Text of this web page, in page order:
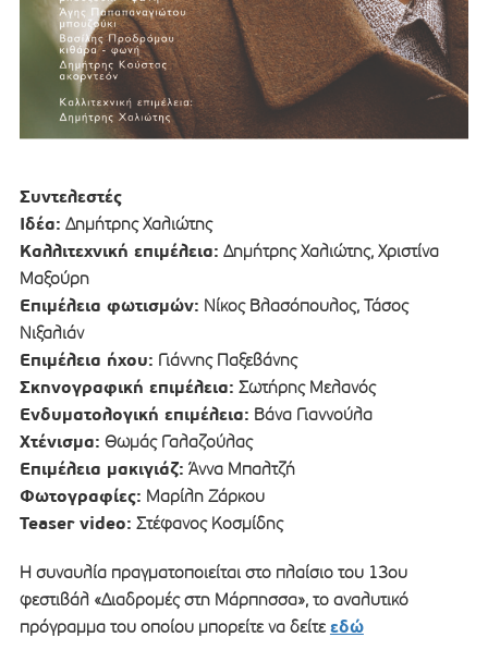
Συντελεστές
Ιδέα: Δημήτρης Χαλιώτης
Καλλιτεχνική επιμέλεια: Δημήτρης Χαλιώτης, Χριστίνα
Μαξούρη
Επιμέλεια φωτισμών: Νίκος Βλασόπουλος, Τάσος
Νιξαλιάν
Επιμέλεια ήχου: Γιάννης Παξεβάνης
Σκηνογραφική επιμέλεια: Σωτήρης Μελανός
Ενδυματολογική επιμέλεια: Βάνα Γιαννούλα
Χτένισμα: Θωμάς Γαλαζούλας
Επιμέλεια μακιγιάζ: Άννα Μπαλτζή
Φωτογραφίες: Μαρίλη Ζάρκου
Teaser video: Στέφανος Κοσμίδης
Η συναυλία πραγματοποιείται στο πλαίσιο του 13ου
φεστιβάλ «Διαδρομές στη Μάρπησσα», το αναλυτικό
πρόγραμμα του οποίου μπορείτε να δείτεεδώ